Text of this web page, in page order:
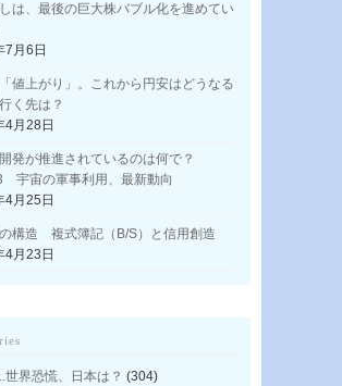
は、最後の巨大株バブル化を進めてい
7月6日
値上がり」。これから円安はどうなる
く先は？
4月28日
発が推進されているのは何で？
宇宙の軍事利用、最新動向
4月25日
構造 複式簿記（B/S）と信用創造
4月23日
世界恐慌、日本は？ (304)